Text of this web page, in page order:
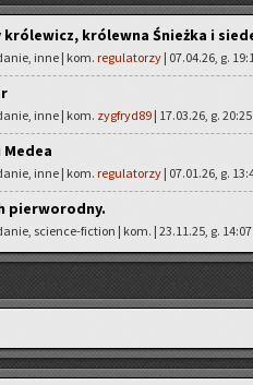
królewicz, królewna Śnieżka i
inne | kom.regulatorzy | 07.04.26, g.
inne | kom. zygfryd89 | 17.03.26, g. 20:25
Medea
inne | kom. regulatorzy | 07.01.26, g.
pierworodny.
science-fiction | kom. | 23.11.25, g. 14:07